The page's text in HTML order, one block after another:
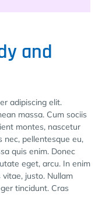
and
adipiscing elit.
massa. Cum sociis
montes, nascetur
nec, pellentesque eu,
quis enim. Donec
eget, arcu. In enim
justo. Nullam
tincidunt. Cras